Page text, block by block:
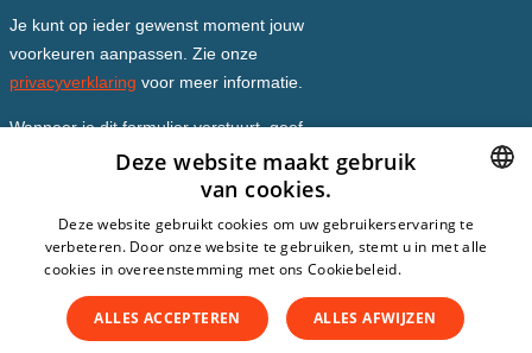
DUTCH
ENGLISH
SPANISH
Deze website maakt gebruik
van cookies.
Deze website gebruikt cookies om uw gebruikerservaring te
verbeteren. Door onze website te gebruiken, stemt u in met alle
cookies in overeenstemming met ons Cookiebeleid.
ALLES ACCEPTEREN ALLES AFWIJZEN